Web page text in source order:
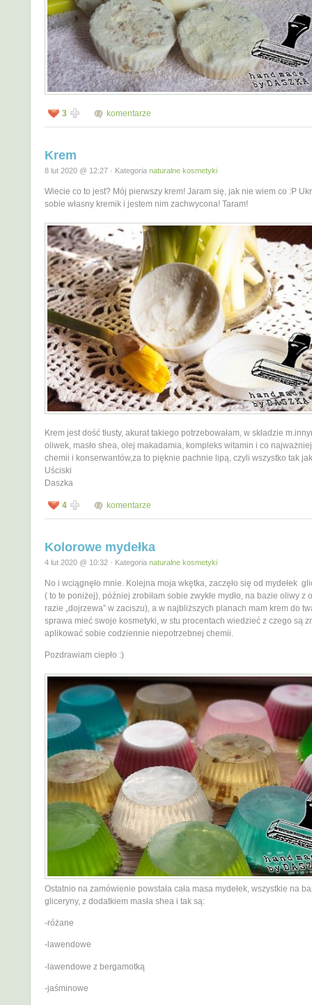
3 komentarze
Krem
8 lut 2020 @ 12:27 · Kategoria naturalne kosmetyki
Wiecie co to jest? Mój pierwszy krem! Jaram się, jak nie wiem co :P
sobie własny kremik i jestem nim zachwycona! Taram!
Krem jest dość tłusty, akurat takiego potrzebowałam, w składzie
oliwek, masło shea, olej makadamia, kompleks witamin i co
chemii i konserwantów,za to pięknie pachnie lipą, czyli wszystko tak
Uściski
Daszka
4 komentarze
Kolorowe mydełka
4 lut 2020 @ 10:32 · Kategoria naturalne kosmetyki
No i wciągnęło mnie. Kolejna moja wkętka, zaczęło się od mydełek
( to te poniżej), później zrobiłam sobie zwykłe mydło, na bazie oliwy z
razie „dojrzewa” w zaciszu), a w najbliższych planach mam krem do
sprawa mieć swoje kosmetyki, w stu procentach wiedzieć z czego są
aplikować sobie codziennie niepotrzebnej chemii.
Pozdrawiam ciepło :)
Ostatnio na zamówienie powstała cała masa mydełek, wszystkie na
gliceryny, z dodatkiem masła shea i tak są:
-różane
-lawendowe
-lawendowe z bergamotką
-jaśminowe